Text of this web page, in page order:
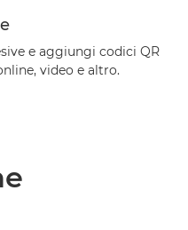
e aggiungi codici QR
video e altro.